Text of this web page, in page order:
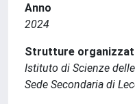
Anno
2024
Strutture
Istituto di Scienze
Sede Secondaria di